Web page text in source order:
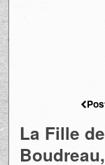
La Fille